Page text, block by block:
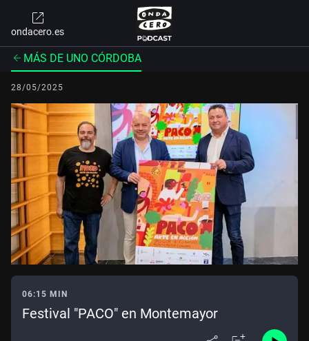
ondacero.es
MÁS DE UNO CÓRDOBA
28/05/2025
06:15 MIN
Festival "PACO" en Montemayor